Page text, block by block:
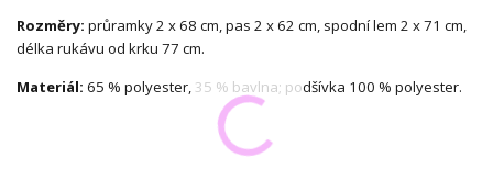
Rozměry: průramky 2 x 68 cm, pas 2 x 62 cm, spodní lem 2 x 71 cm,
délka rukávu od krku 77 cm.
Materiál: 65 % polyester, 35 % bavlna; podšívka 100 % polyester.